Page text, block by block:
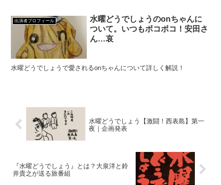
出演者プロフィール
水曜どうでしょうのonちゃんに
ついて。いつもボコボコ！安田さ
ん…哀
水曜どうでしょうで愛されるonちゃんについて詳しく解説！
水曜どうでしょう【激闘！西表島】第一
夜｜企画発表
『水曜どうでしょう』とは？大泉洋と鈴
井貴之が送る旅番組